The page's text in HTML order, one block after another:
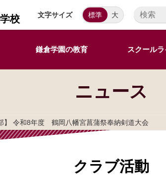
校 文字サイズ 標準 大
鎌倉学園の教育 スクールラ
ニュース
】 令和8年度 鶴岡八幡宮菖蒲祭奉納剣道大会
クラブ活動